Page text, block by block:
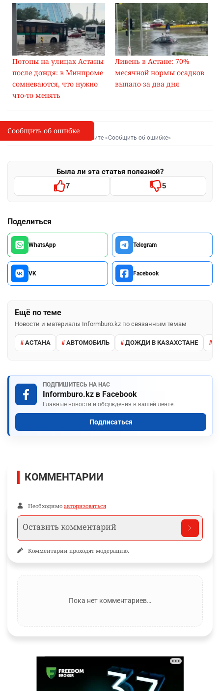
Потопы на улицах Астаны
после дождя: в Минпроме
сомневаются, что нужно
что-то менять
Ливень в Астане: 70%
месячной нормы осадков
выпало за два дня
I
Сообщить об опечатке
Выделите фрагмент и нажмите «Сообщить об ошибке»
Была ли эта статья полезной?
7 5
Поделиться
WhatsApp Telegram
VK Facebook
Ещё по теме
Новости и материалы Informburo.kz по связанным темам
АСТАНА АВТОМОБИЛЬ ДОЖДИ В КАЗАХСТАНЕ
ПОДПИШИТЕСЬ НА НАС
Informburo.kz в Facebook
Главные новости и обсуждения в вашей ленте.
Подписаться
Сообщить об ошибке
КОММЕНТАРИИ
Необходимо авторизоваться
Комментарии проходят модерацию.
Пока нет комментариев…